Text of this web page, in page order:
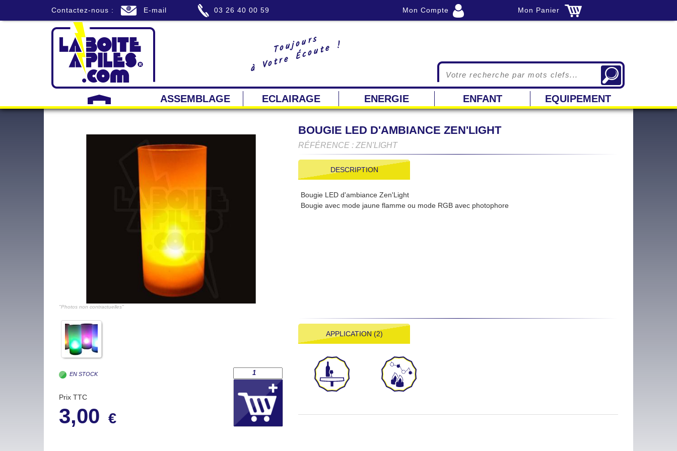
Contactez-nous : E-mail 03 26 40 00 59 Mon Compte Mon Panier
Toujours
à Votre Écoute !
ASSEMBLAGE ECLAIRAGE ENERGIE ENFANT EQUIPEMENT
BOUGIE LED D'AMBIANCE ZEN'LIGHT
RÉFÉRENCE : ZEN'LIGHT
"Photos non contractuelles"
EN STOCK
Prix TTC
3,00 €
DESCRIPTION
Bougie LED d'ambiance Zen'Light
Bougie avec mode jaune flamme ou mode RGB avec photophore
APPLICATION (2)